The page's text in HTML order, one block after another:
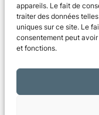
appareils. Le fait de
traiter des données
uniques sur ce site. Le
consentement peut
et fonctions.